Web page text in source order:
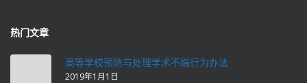
热门文章
高等学校预防与处理学术不端行为办法
2019年1月1日